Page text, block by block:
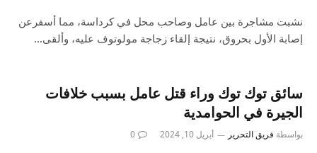
نشبت مشاجرة بين عامل وصاحب محل في كرداسة، مما أسفرعن
إصابة الأول بحروق، نتيجة إلقاء زجاجة مولوتوف عليه، وألقى…
سائق توك توك وراء قتل عامل بسبب خلافات
الجيرة في الحوامدية
بواسطة فريق التحرير أبريل 10, 2024 0